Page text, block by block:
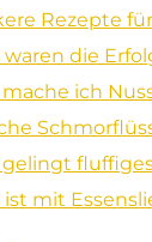
Rezepte
waren die
ich
ist mit